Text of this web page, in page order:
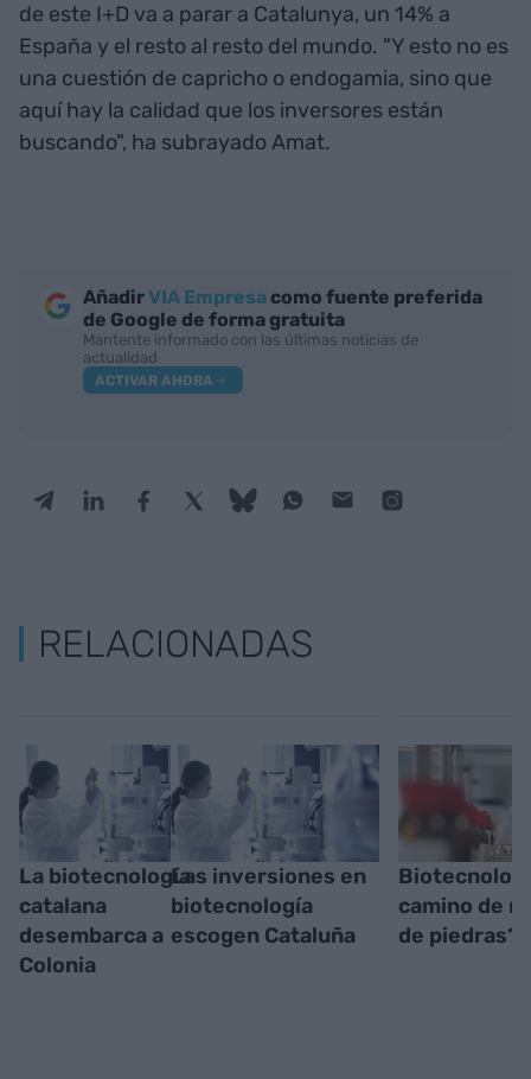
de este I+D va a parar a Catalunya, un 14% a
España y el resto al resto del mundo. "Y esto no es
una cuestión de capricho o endogamia, sino que
aquí hay la calidad que los inversores están
buscando", ha subrayado Amat.
AñadirVIA Empresa como fuente preferida
de Google de forma gratuita
Mantente informado con las últimas noticias de
actualidad
ACTIVAR AHORA
RELACIONADAS
La biotecnología
catalana
desembarca a
Colonia
Las inversiones en
biotecnología
escogen Cataluña
camino de
de piedras?